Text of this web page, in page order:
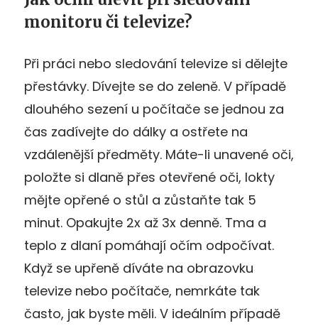
monitoru či televize?
Při práci nebo sledování televize si dělejte
přestávky. Dívejte se do zeleně. V případě
dlouhého sezení u počítače se jednou za
čas zadívejte do dálky a ostřete na
vzdálenější předměty. Máte-li unavené oči,
položte si dlaně přes otevřené oči, lokty
mějte opřené o stůl a zůstaňte tak 5
minut. Opakujte 2x až 3x denně. Tma a
teplo z dlaní pomáhají očím odpočívat.
Když se upřeně díváte na obrazovku
televize nebo počítače, nemrkáte tak
často, jak byste měli. V ideálním případě